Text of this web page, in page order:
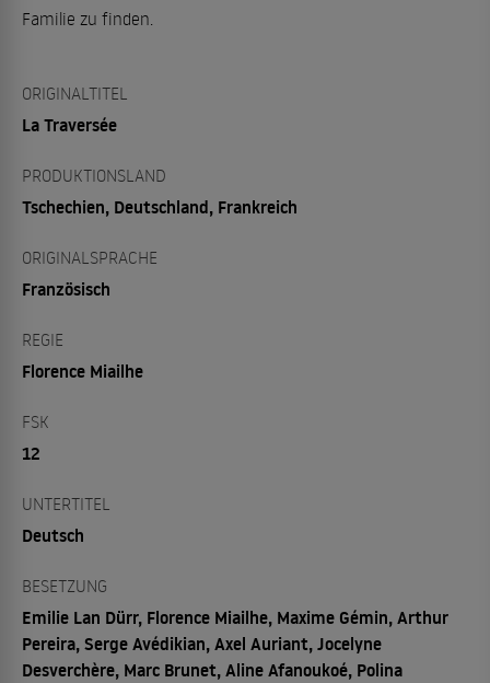
Familie zu finden.
ORIGINALTITEL
La Traversée
PRODUKTIONSLAND
Tschechien, Deutschland, Frankreich
ORIGINALSPRACHE
Französisch
REGIE
Florence Miailhe
FSK
12
UNTERTITEL
Deutsch
BESETZUNG
Emilie Lan Dürr, Florence Miailhe, Maxime Gémin, Arthur
Pereira, Serge Avédikian, Axel Auriant, Jocelyne
Desverchère, Marc Brunet, Aline Afanoukoé, Polina